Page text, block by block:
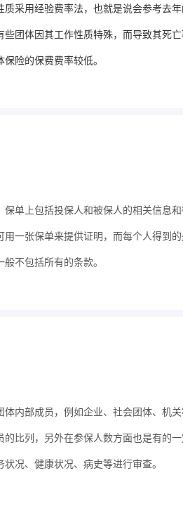
质采用经验费率法，也就是说会参考去
些团体因其工作性质特殊，而导致其死
险的保费费率较低。
保单上包括投保人和被保人的相关信息
用一张保单来提供证明，而每个人得到
不包括所有的条款。
体内部成员，例如企业、社会团体、机
的比列，另外在参保人数方面也是有的
况、健康状况、病史等进行审查。